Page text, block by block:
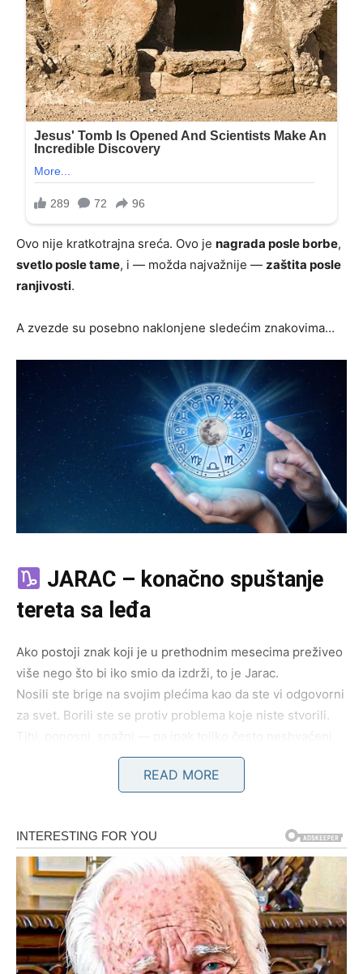
Ovo nije kratkotrajna sreća. Ovo je nagrada posle borbe,
svetlo posle tame, i — možda najvažnije — zaštita posle
ranjivosti.
A zvezde su posebno naklonjene sledećim znakovima…
JARAC – konačno spuštanje
tereta sa leđa
Ako postoji znak koji je u prethodnim mesecima preživeo
više nego što bi iko smio da izdrži, to je Jarac.
Nosili ste brige na svojim plećima kao da ste vi odgovorni
za svet. Borili ste se protiv problema koje niste stvorili.
Jarčevi su prolazili kroz:
finansijske pritiske,
osećaj da moraju sve sami,
ljude koji su ih uzimali zdravo za gotovo,
READ MORE